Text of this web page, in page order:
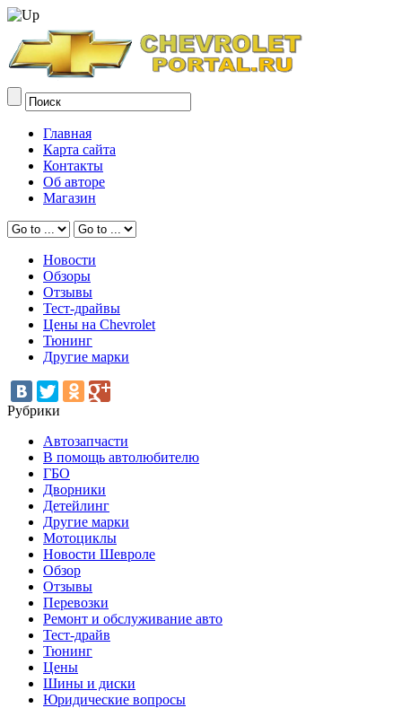
Главная
Карта сайта
Контакты
Об авторе
Магазин
Новости
Обзоры
Отзывы
Тест-драйвы
Цены на Chevrolet
Тюнинг
Другие марки
Рубрики
Автозапчасти
В помощь автолюбителю
ГБО
Дворники
Детейлинг
Другие марки
Мотоциклы
Новости Шевроле
Обзор
Отзывы
Перевозки
Ремонт и обслуживание авто
Тест-драйв
Тюнинг
Цены
Шины и диски
Юридические вопросы